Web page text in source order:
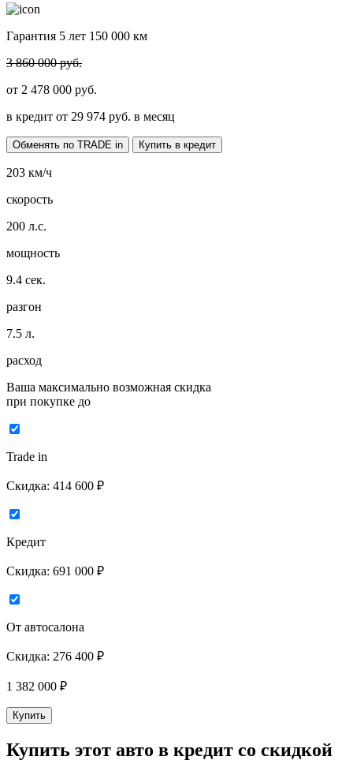
Гарантия 5 лет 150 000 км
3 860 000 руб.
от 2 478 000 руб.
в кредит от 29 974 руб. в месяц
Обменять по TRADE in Купить в кредит
203 км/ч
скорость
200 л.с.
мощность
9.4 сек.
разгон
7.5 л.
расход
Ваша максимально возможная скидка
при покупке до
Trade in
Скидка: 414 600 ₽
Кредит
Скидка: 691 000 ₽
От автосалона
Скидка: 276 400 ₽
1 382 000 ₽
Купить
Купить этот авто в кредит со скидкой